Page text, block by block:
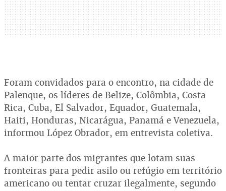
Foram convidados para o encontro, na cidade de
Palenque, os líderes de Belize, Colômbia, Costa
Rica, Cuba, El Salvador, Equador, Guatemala,
Haiti, Honduras, Nicarágua, Panamá e Venezuela,
informou López Obrador, em entrevista coletiva.
A maior parte dos migrantes que lotam suas
fronteiras para pedir asilo ou refúgio em território
americano ou tentar cruzar ilegalmente, segundo